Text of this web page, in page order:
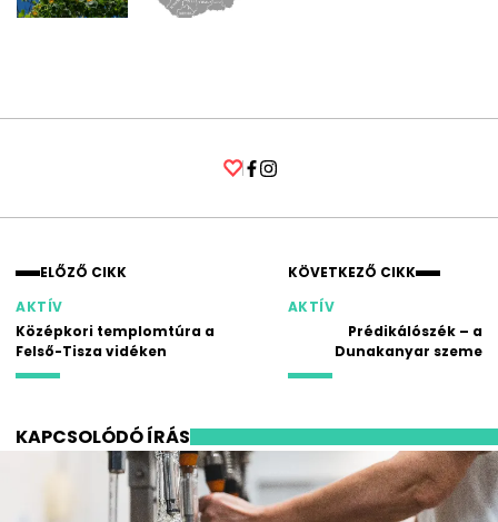
ELŐZŐ CIKK
AKTÍV
Középkori templomtúra a
Felső-Tisza vidéken
KÖVETKEZŐ CIKK
AKTÍV
Prédikálószék – a
Dunakanyar szeme
KAPCSOLÓDÓ ÍRÁS